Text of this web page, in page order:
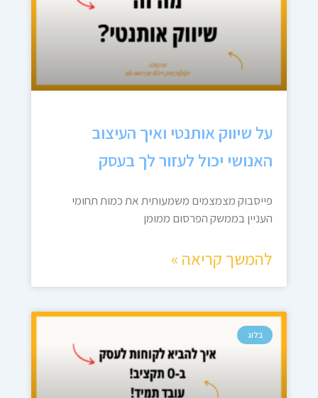
על שיווק אותנטי ואיך העיצוב
האנושי יכול לעזור לך בעסק
פייסבוק מצמצמים משמעותית את כמות תחומי
העניין בממשק הפרסום ממומן
להמשך קריאה »
בלוג